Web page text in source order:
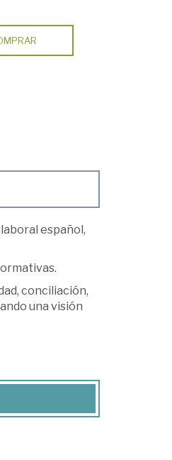
español,
conciliación,
una visión